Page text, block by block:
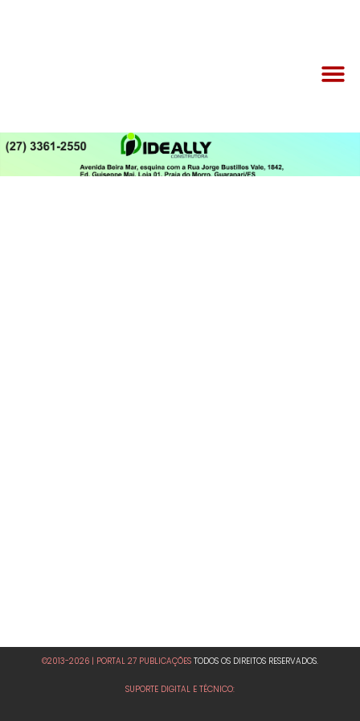
©2013-2026 | PORTAL 27 PUBLICAÇÕES TODOS OS DIREITOS RESERVADOS.
SUPORTE DIGITAL E TÉCNICO: